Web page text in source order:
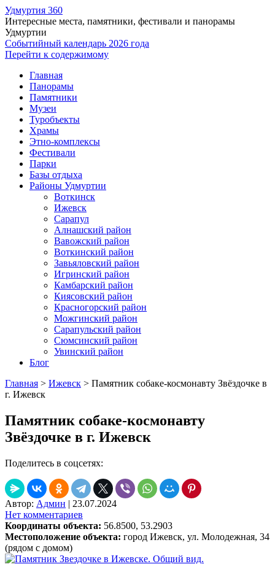
Удмуртия 360
Интересные места, памятники, фестивали и панорамы
Удмуртии
Событийный календарь 2026 года
Перейти к содержимому
Главная
Панорамы
Памятники
Музеи
Туробъекты
Храмы
Этно-комплексы
Фестивали
Парки
Базы отдыха
Районы Удмуртии
Воткинск
Ижевск
Сарапул
Алнашский район
Вавожский район
Воткинский район
Завьяловский район
Игринский район
Камбарский район
Киясовский район
Красногорский район
Можгинский район
Сарапульский район
Сюмсинский район
Увинский район
Блог
Главная > Ижевск > Памятник собаке-космонавту Звёздочке в
г. Ижевск
Памятник собаке-космонавту
Звёздочке в г. Ижевск
Поделитесь в соцсетях:
Автор: Админ | 23.07.2024
Нет комментариев
Координаты объекта: 56.8500, 53.2903
Местоположение объекта: город Ижевск, ул. Молодежная, 34
(рядом с домом)